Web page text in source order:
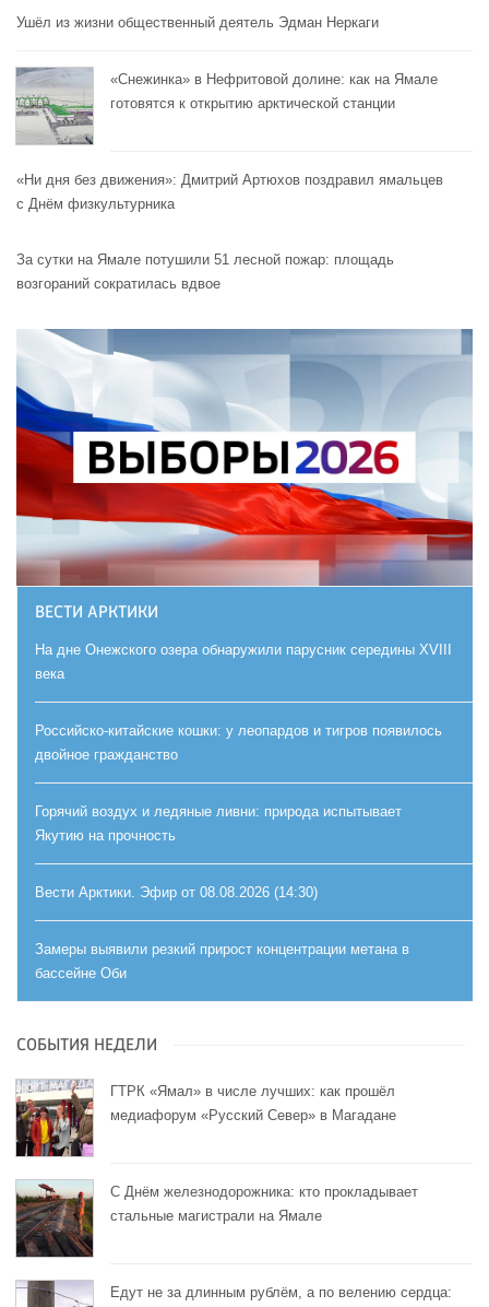
Ушёл из жизни общественный деятель Эдман Неркаги
«Снежинка» в Нефритовой долине: как на Ямале
готовятся к открытию арктической станции
«Ни дня без движения»: Дмитрий Артюхов поздравил ямальцев
с Днём физкультурника
За сутки на Ямале потушили 51 лесной пожар: площадь
возгораний сократилась вдвое
ВЕСТИ АРКТИКИ
На дне Онежского озера обнаружили парусник середины XVIII
века
Российско-китайские кошки: у леопардов и тигров появилось
двойное гражданство
Горячий воздух и ледяные ливни: природа испытывает
Якутию на прочность
Вести Арктики. Эфир от 08.08.2026 (14:30)
Замеры выявили резкий прирост концентрации метана в
бассейне Оби
СОБЫТИЯ НЕДЕЛИ
ГТРК «Ямал» в числе лучших: как прошёл
медиафорум «Русский Север» в Магадане
С Днём железнодорожника: кто прокладывает
стальные магистрали на Ямале
Едут не за длинным рублём, а по велению сердца: